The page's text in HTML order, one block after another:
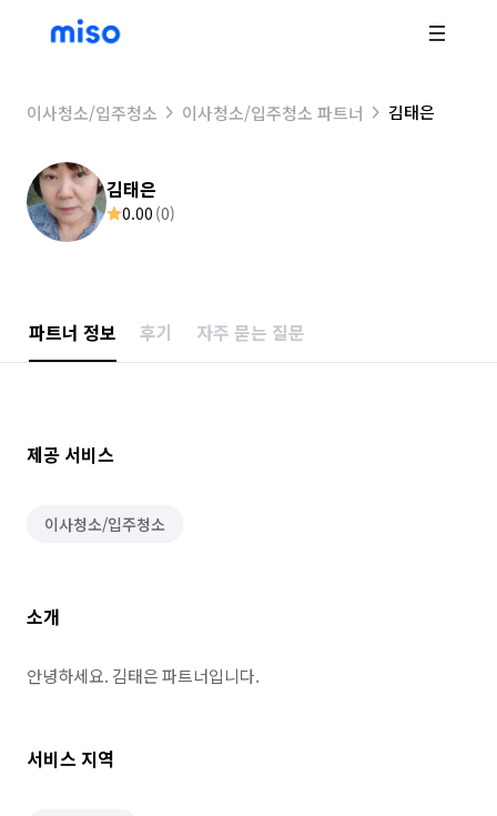
이사청소/입주청소 이사청소/입주청소 파트너 김태은
김태은
0.00 (0)
파트너 정보 후기 자주 묻는 질문
제공 서비스
이사청소/입주청소
소개
안녕하세요. 김태은 파트너입니다.
서비스 지역